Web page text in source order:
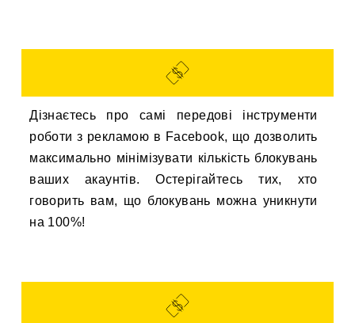
Дізнаєтесь про самі передові інструменти
роботи з рекламою в Facebook, що дозволить
максимально мінімізувати кількість блокувань
ваших акаунтів. Остерігайтесь тих, хто
говорить вам, що блокувань можна уникнути
на 100%!